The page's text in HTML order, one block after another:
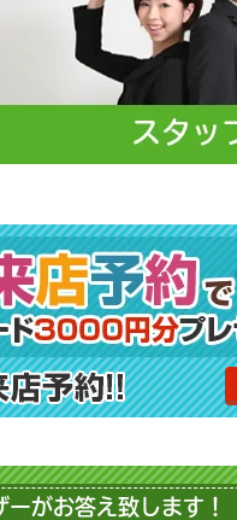
がお答え致します！